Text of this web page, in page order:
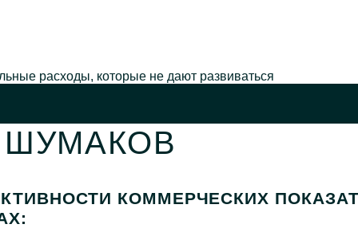
расходы, которые не дают развиваться
КОММЕРЧЕСКИХ